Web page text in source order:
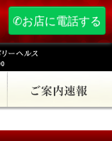
✆お店に電話する